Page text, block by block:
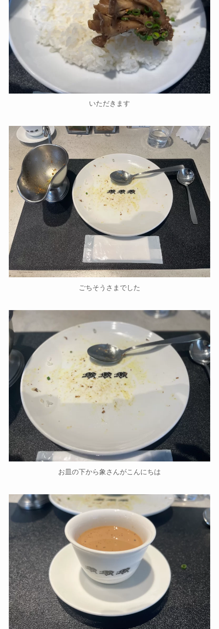
いただきます
ごちそうさまでした
お皿の下から象さんがこんにちは